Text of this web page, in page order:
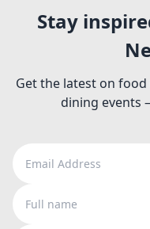
Stay
Get the latest on
dining events